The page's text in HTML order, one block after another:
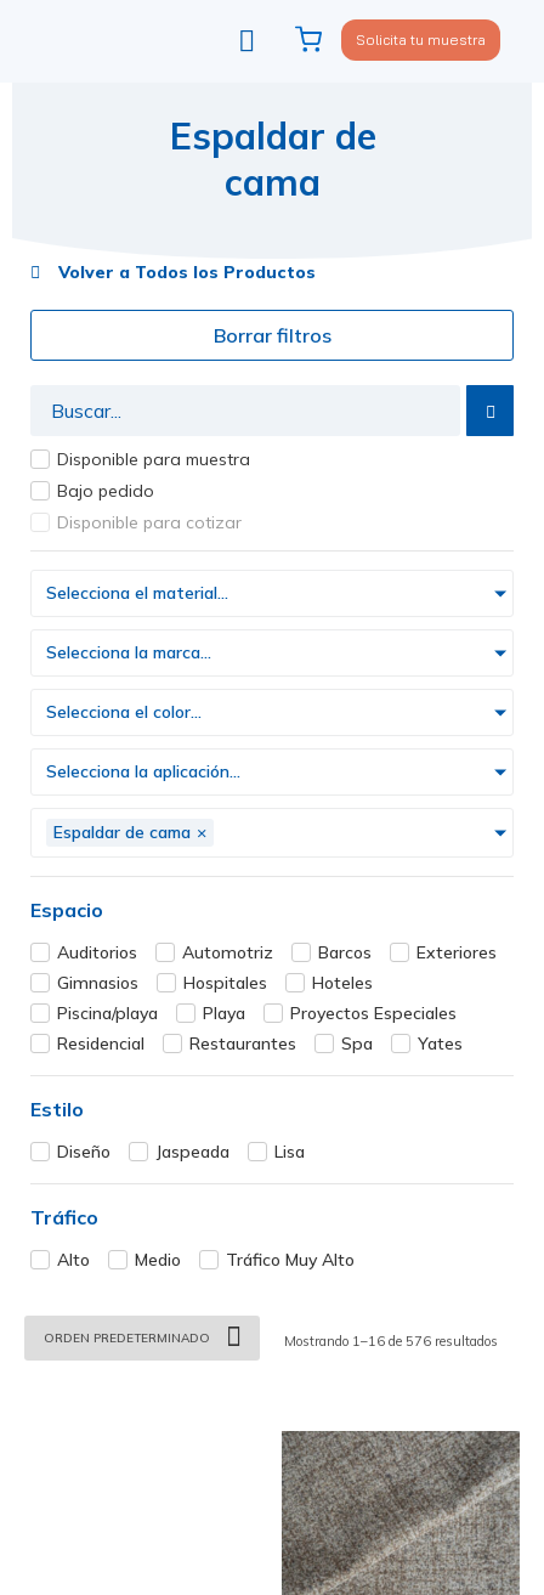
Solicita tu muestra
Espaldar de
cama
Volver a Todos los Productos
Borrar filtros
Disponible para muestra
Bajo pedido
Disponible para cotizar
Selecciona el material...
Selecciona la marca...
Selecciona el color...
Selecciona la aplicación...
Espaldar de cama ×
Espacio
Auditorios Automotriz Barcos
Exteriores
Gimnasios
Hospitales
Hoteles
Piscina/playa
Playa
Proyectos Especiales
Residencial
Restaurantes Spa Yates
Estilo
Diseño Jaspeada Lisa
Tráfico
Alto Medio Tráfico Muy Alto
Mostrando 1–16 de 576 resultados